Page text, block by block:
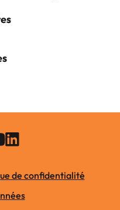
de confidentialité